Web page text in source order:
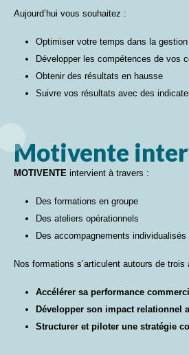
Aujourd’hui vous souhaitez :
Optimiser votre temps dans la
Développer les compétences de vos
Obtenir des résultats en hausse
Suivre vos résultats avec des
Motivente
MOTIVENTE intervient à travers :
Des formations en groupe
Des ateliers opérationnels
Des accompagnements individualisés
Nos formations s’articulent autours de trois
Accélérer sa performance
Développer son impact relationnel
Structurer et piloter une stratégie